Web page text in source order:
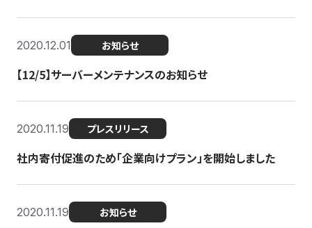
2020.12.01 お知らせ
【12/5】サーバーメンテナンスのお知らせ
2020.11.19 プレスリリース
社内寄付促進のため「企業向けプラン」を開始しました
2020.11.19 お知らせ